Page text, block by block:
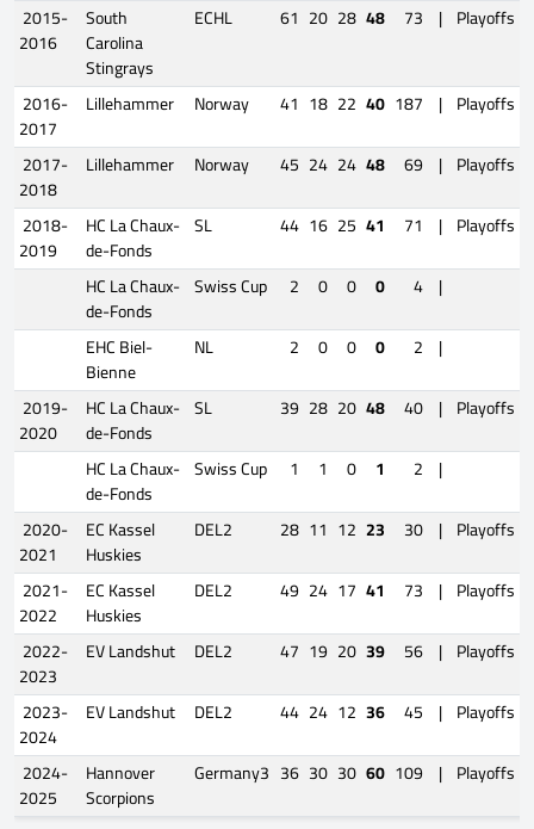
2015-
2016
South
Carolina
Stingrays
ECHL 61 20 28 48 73 | Playoffs
2016-
2017
Lillehammer Norway 41 18 22 40 187 | Playoffs
2017-
2018
Lillehammer Norway 45 24 24 48 69 | Playoffs
2018-
2019
HC La Chaux-
de-Fonds
SL 44 16 25 41 71 | Playoffs
HC La Chaux-
de-Fonds
Swiss Cup 2 0 0 0 4 |
EHC Biel-
Bienne
NL 2 0 0 0 2 |
2019-
2020
HC La Chaux-
de-Fonds
SL 39 28 20 48 40 | Playoffs
HC La Chaux-
de-Fonds
Swiss Cup 1 1 0 1 2 |
2020-
2021
EC Kassel
Huskies
DEL2 28 11 12 23 30 | Playoffs
2021-
2022
EC Kassel
Huskies
DEL2 49 24 17 41 73 | Playoffs
2022-
2023
EV Landshut DEL2 47 19 20 39 56 | Playoffs
2023-
2024
EV Landshut DEL2 44 24 12 36 45 | Playoffs
2024-
2025
Hannover
Scorpions
Germany3 36 30 30 60 109 | Playoffs